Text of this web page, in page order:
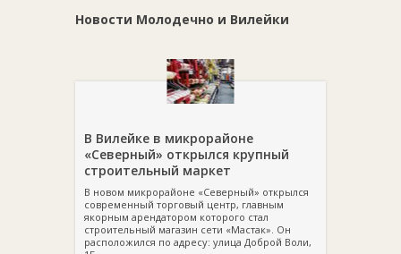
Новости Молодечно и Вилейки
В Вилейке в микрорайоне
«Северный» открылся крупный
строительный маркет
В новом микрорайоне «Северный» открылся
современный торговый центр, главным
якорным арендатором которого стал
строительный магазин сети «Мастак». Он
расположился по адресу: улица Доброй Воли,